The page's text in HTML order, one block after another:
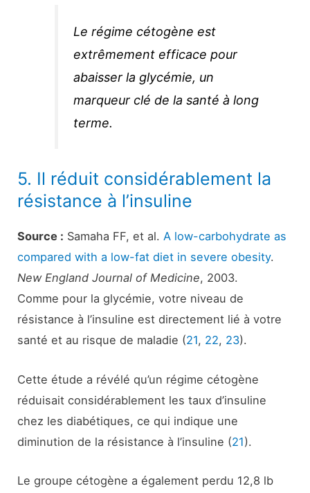
Le régime cétogène est
extrêmement efficace pour
abaisser la glycémie, un
marqueur clé de la santé à long
terme.
5. Il réduit considérablement la
résistance à l’insuline
Source : Samaha FF, et al.A low-carbohydrate as
compared with a low-fat diet in severe obesity.
New England Journal of Medicine, 2003.
Comme pour la glycémie, votre niveau de
résistance à l’insuline est directement lié à votre
santé et au risque de maladie (21, 22, 23).
Cette étude a révélé qu’un régime cétogène
réduisait considérablement les taux d’insuline
chez les diabétiques, ce qui indique une
diminution de la résistance à l’insuline (21).
Le groupe cétogène a également perdu 12,8 lb